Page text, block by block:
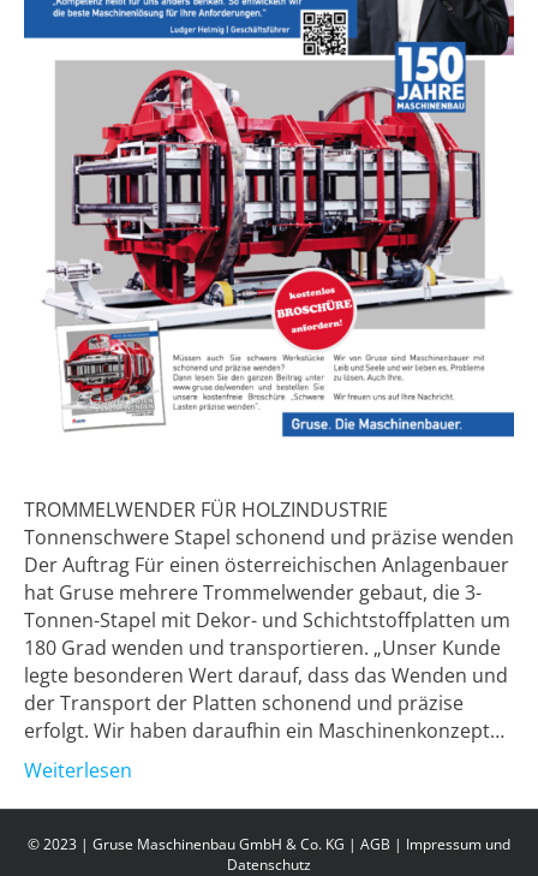
TROMMELWENDER FÜR HOLZINDUSTRIE
Tonnenschwere Stapel schonend und präzise wenden
Der Auftrag Für einen österreichischen Anlagenbauer
hat Gruse mehrere Trommelwender gebaut, die 3-
Tonnen-Stapel mit Dekor- und Schichtstoffplatten um
180 Grad wenden und transportieren. „Unser Kunde
legte besonderen Wert darauf, dass das Wenden und
der Transport der Platten schonend und präzise
erfolgt. Wir haben daraufhin ein Maschinenkonzept…
Weiterlesen
© 2023 | Gruse Maschinenbau GmbH & Co. KG | AGB | Impressum und
Datenschutz